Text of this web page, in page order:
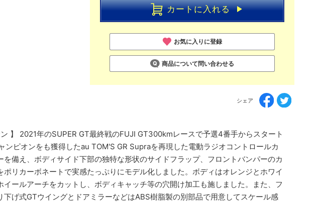
カートに入れる
お気に入りに登録
商品について問い合わせる
シェア
】 2021年のSUPER GT最終戦のFUJI GT300kmレースで予選4番手からスタート
ピオンをも獲得したau TOM'S GR Supraを再現した電動ラジオコントロールカ
備え、ボディサイド下部の独特な形状のサイドフラップ、フロントバンパーのカ
リカーボネートで実感たっぷりにモデル化しました。ボディはオレンジとホワイ
ールアーチをカットし、ボディキャッチ等の穴開け加工も施しました。また、フ
げ式GTウイングとドアミラーなどはABS樹脂製の別部品で用意してスケール感